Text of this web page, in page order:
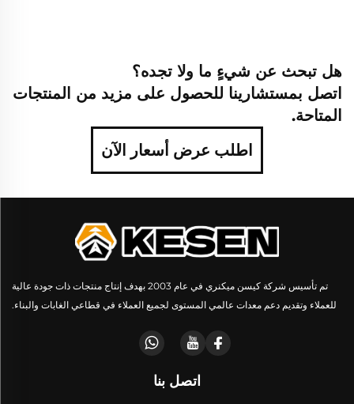
هل تبحث عن شيءٍ ما ولا تجده؟
اتصل بمستشارينا للحصول على مزيد من المنتجات
المتاحة.
اطلب عرض أسعار الآن
تم تأسيس شركة كيسن ميكنري في عام 2003 بهدف إنتاج منتجات ذات جودة عالية
للعملاء وتقديم دعم معدات عالمي المستوى لجميع العملاء في قطاعي الغابات والبناء.
اتصل بنا